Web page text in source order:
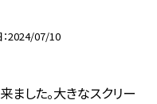
2024/07/10
した。大きなスクリー